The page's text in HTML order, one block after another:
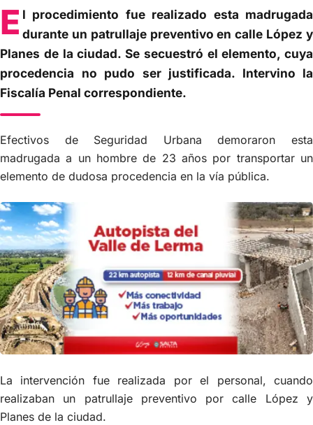
E l procedimiento fue realizado esta madrugada
durante un patrullaje preventivo en calle López y
Planes de la ciudad. Se secuestró el elemento, cuya
procedencia no pudo ser justificada. Intervino la
Fiscalía Penal correspondiente.
Efectivos de Seguridad Urbana demoraron esta
madrugada a un hombre de 23 años por transportar un
elemento de dudosa procedencia en la vía pública.
La intervención fue realizada por el personal, cuando
realizaban un patrullaje preventivo por calle López y
Planes de la ciudad.